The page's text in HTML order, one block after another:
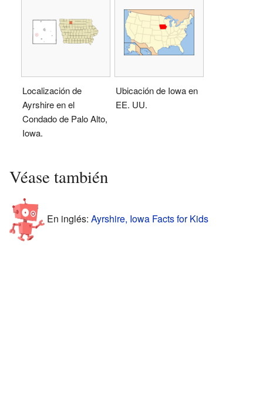
Localización de
Ayrshire en el
Condado de Palo Alto,
Iowa.
Ubicación de Iowa en
EE. UU.
Véase también
En inglés: Ayrshire, Iowa Facts for Kids